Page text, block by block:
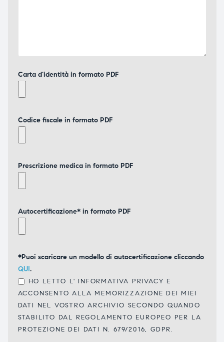
Carta d'identità in formato PDF
Codice fiscale in formato PDF
Prescrizione medica in formato PDF
Autocertificazione* in formato PDF
*Puoi scaricare un modello di autocertificazione cliccando
QUI.
HO LETTO L' INFORMATIVA PRIVACY E
ACCONSENTO ALLA MEMORIZZAZIONE DEI MIEI
DATI NEL VOSTRO ARCHIVIO SECONDO QUANDO
STABILITO DAL REGOLAMENTO EUROPEO PER LA
PROTEZIONE DEI DATI N. 679/2016, GDPR.